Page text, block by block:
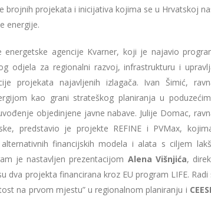
brojnih projekata i inicijativa kojima se u Hrvatskoj
energije.
agencije Kvarner, koji je najavio
odjela za regionalni razvoj, infrastrukturu i
projekata najavljenih izlagača. Ivan Šimić,
kao grani strateškog planiranja u
objedinjene javne nabave. Julije Domac,
predstavio je projekte REFINE i PVMax,
financijskih modela i alata s ciljem
je nastavljen prezentacijom Alena Višnjića,
dva projekta financirana kroz EU program LIFE. Radi
na prvom mjestu” u regionalnom planiranju i